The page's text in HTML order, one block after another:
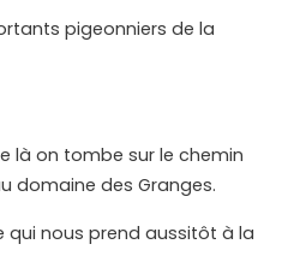
pigeonniers de la
là on tombe sur le chemin
domaine des Granges.
qui nous prend aussitôt à la